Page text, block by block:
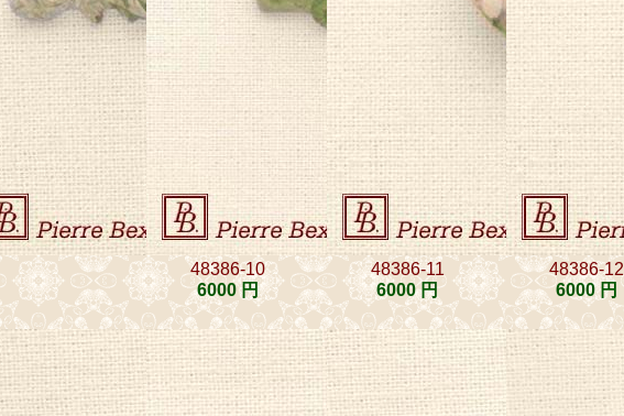
48386-10
6000 円
48386-11
6000 円
48386-12
6000 円